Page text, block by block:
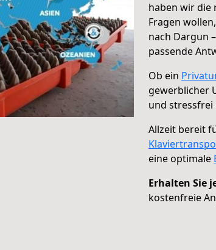
haben wir die
Fragen wollen,
nach Dargun
passende
Ob ein
gewerblicher
und stressfrei
Allzeit bereit
eine optimale
Erhalten Sie
kostenfreie